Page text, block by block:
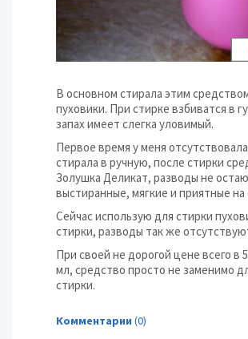
В основном стирала этим
пуховики. При стирке взбиватся в
запах имеет слегка уловимый.
Первое время у меня
стирала в ручную, после стирки
Золушка Деликат, разводы не
выстиранные, мягкие и приятные
Сейчас использую для стирки
стирки, разводы так же
При своей не дорогой цене всего в
мл, средство просто не заменимо
стирки.
Комментарии (0)